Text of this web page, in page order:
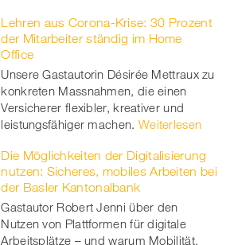
Lehren aus Corona-Krise: 30 Prozent
der Mitarbeiter ständig im Home
Office
Unsere Gastautorin Désirée Mettraux zu
konkreten Massnahmen, die einen
Versicherer flexibler, kreativer und
leistungsfähiger machen. Weiterlesen
Die Möglichkeiten der Digitalisierung
nutzen: Sicheres, mobiles Arbeiten bei
der Basler Kantonalbank
Gastautor Robert Jenni über den
Nutzen von Plattformen für digitale
Arbeitsplätze – und warum Mobilität,